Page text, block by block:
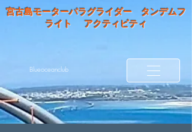
宮古島モーターパラグライダー タンデムフ
ライト アクティビティ
Blueoceanclub